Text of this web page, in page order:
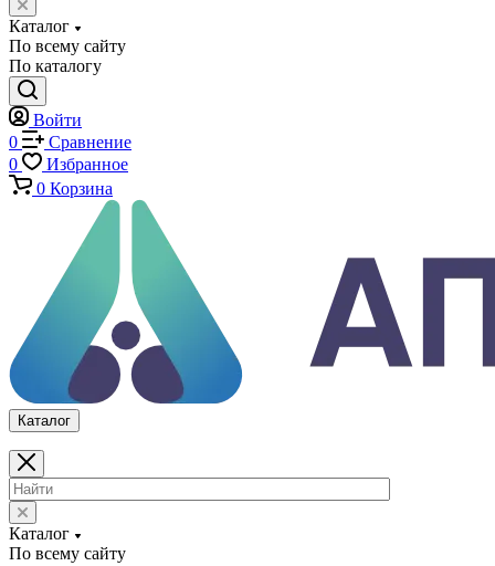
Каталог
По всему сайту
По каталогу
Войти
0
Сравнение
Избранное
Корзина
Каталог